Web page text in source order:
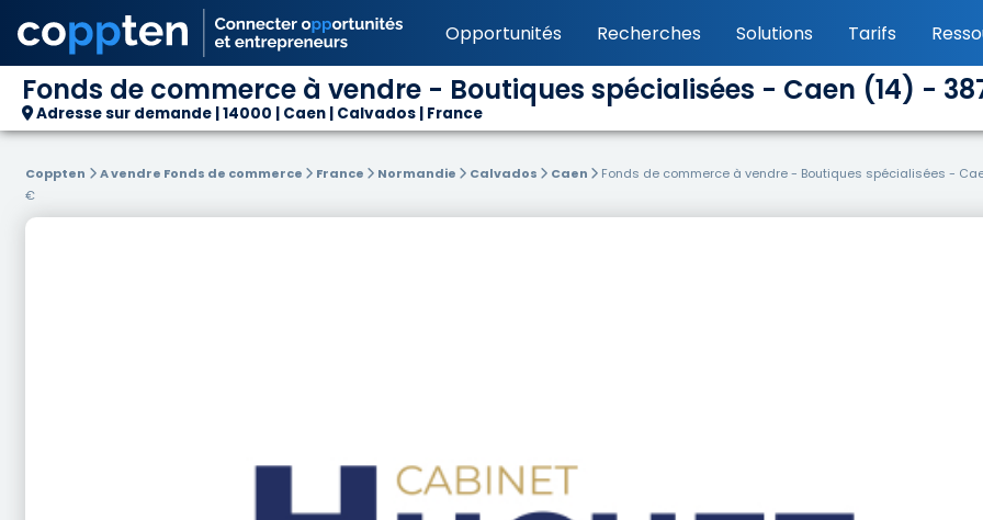
Opportunités Recherches Solutions Tarifs
Fonds de commerce à vendre - Boutiques spécialisées - Caen (14) -
Adresse sur demande | 14000 | Caen | Calvados | France
Coppten A vendre Fonds de commerce France Normandie Calvados Caen
Fonds de commerce à vendre - Boutiques spécialisées -
€